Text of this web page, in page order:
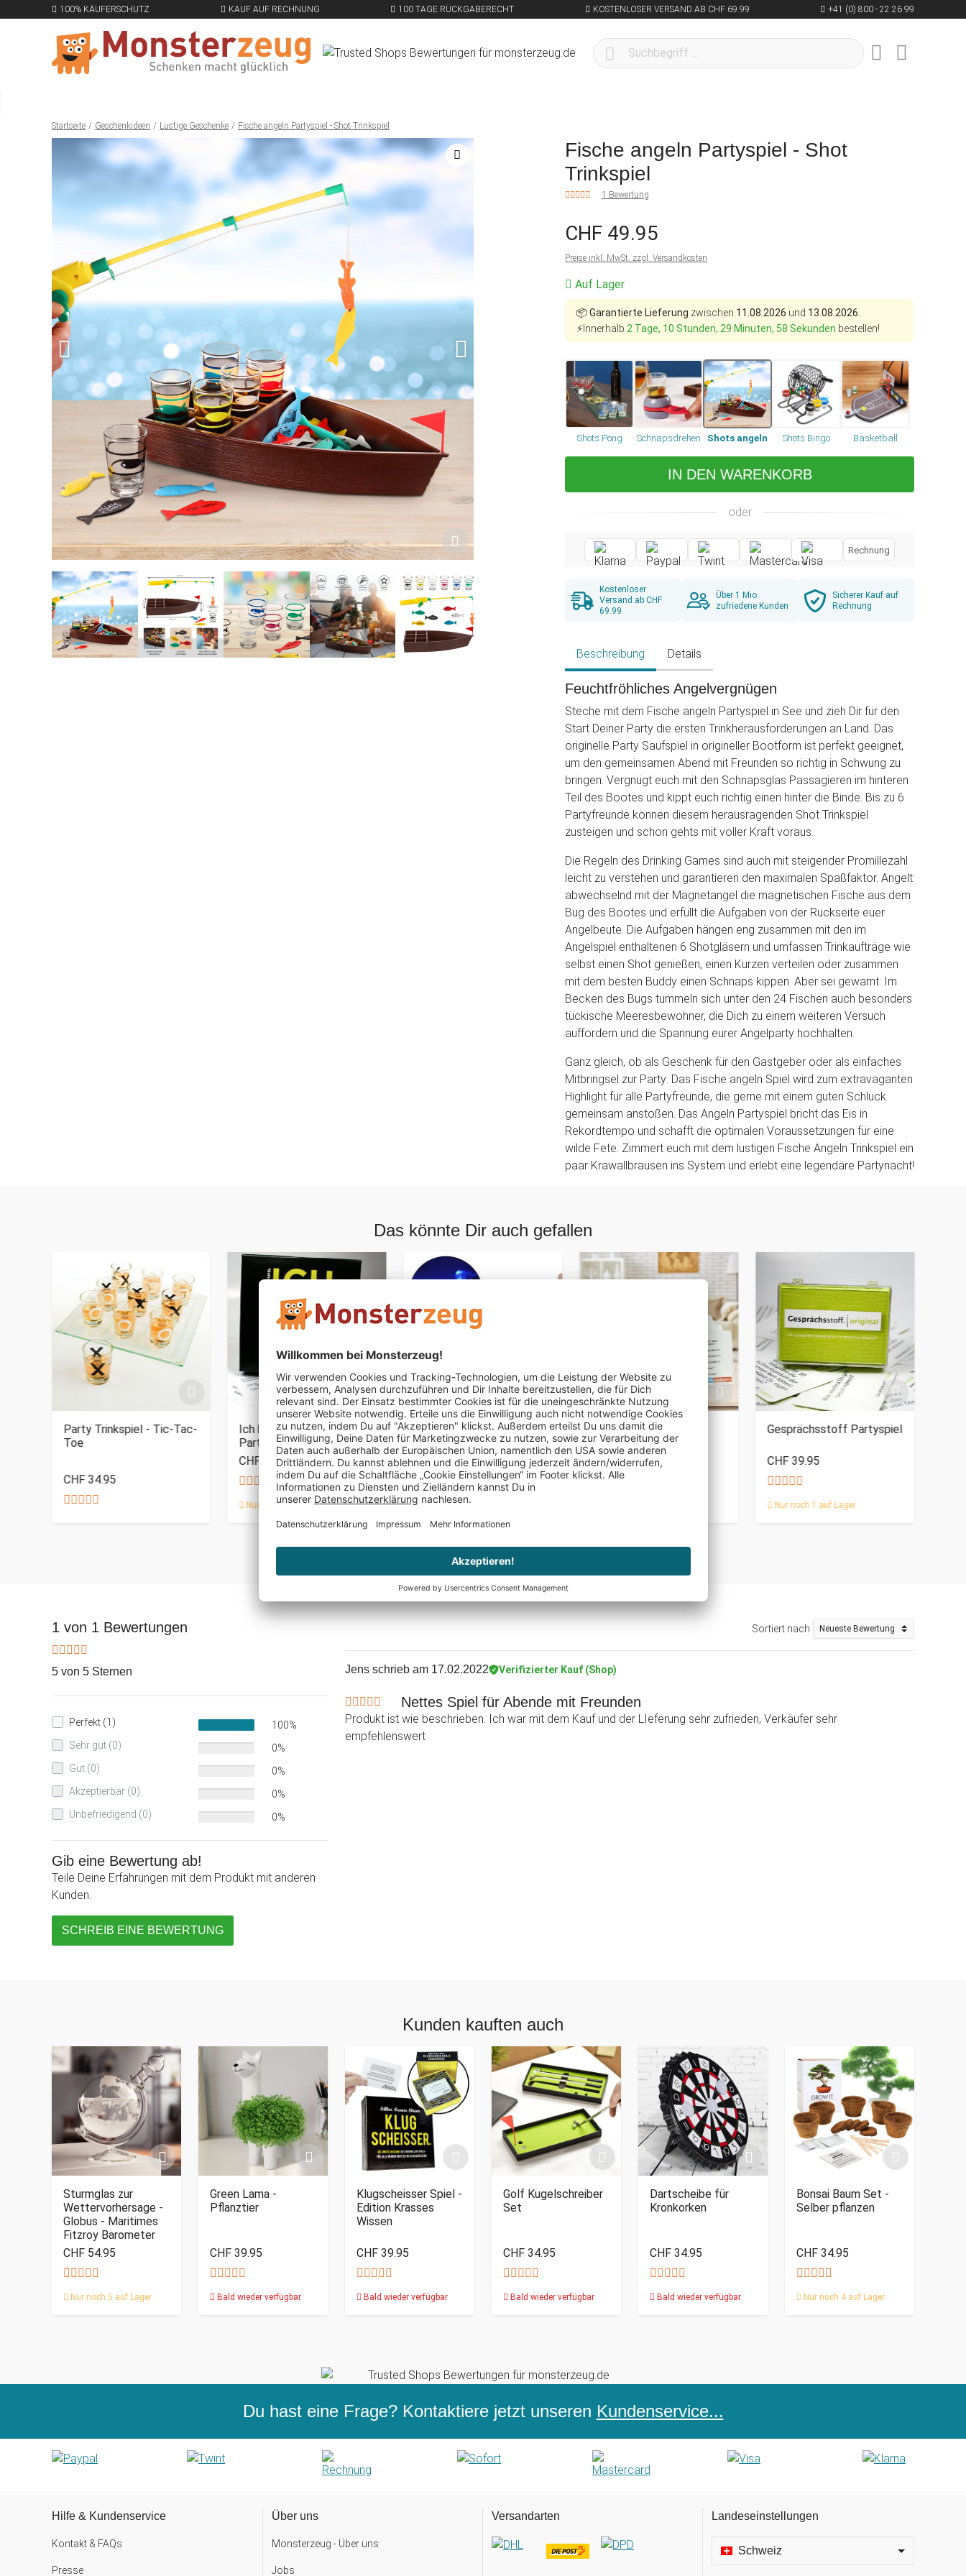
100% KÄUFERSCHUTZ KAUF AUF RECHNUNG 100 TAGE RÜCKGABERECHT KOSTENLOSER VERSAND AB CHF 69.99 +41 (0) 800 - 22 26 99
Startseite Geschenkideen Lustige Geschenke Fische angeln Partyspiel - Shot Trinkspiel
Fische angeln Partyspiel - Shot
Trinkspiel
1 Bewertung
CHF 49.95
Preise inkl. MwSt. zzgl. Versandkosten
Auf Lager
📦Garantierte Lieferung zwischen 11.08.2026 und 13.08.2026.
⚡Innerhalb 2 Tage, 10 Stunden, 29 Minuten, 57 Sekunden bestellen!
Shots Pong Schnapsdrehen Shots angeln Shots Bingo Basketball
IN DEN WARENKORB
oder
Rechnung
Kostenloser
Versand ab CHF
69.99
Über 1 Mio.
zufriedene Kunden
Sicherer Kauf auf
Rechnung
Beschreibung Details
Feuchtfröhliches Angelvergnügen
Steche mit dem Fische angeln Partyspiel in See und zieh Dir für den
Start Deiner Party die ersten Trinkherausforderungen an Land. Das
originelle Party Saufspiel in origineller Bootform ist perfekt geeignet,
um den gemeinsamen Abend mit Freunden so richtig in Schwung zu
bringen. Vergnügt euch mit den Schnapsglas Passagieren im hinteren
Teil des Bootes und kippt euch richtig einen hinter die Binde. Bis zu 6
Partyfreunde können diesem herausragenden Shot Trinkspiel
zusteigen und schon gehts mit voller Kraft voraus.
Die Regeln des Drinking Games sind auch mit steigender Promillezahl
leicht zu verstehen und garantieren den maximalen Spaßfaktor. Angelt
abwechselnd mit der Magnetangel die magnetischen Fische aus dem
Bug des Bootes und erfüllt die Aufgaben von der Rückseite euer
Angelbeute. Die Aufgaben hängen eng zusammen mit den im
Angelspiel enthaltenen 6 Shotgläsern und umfassen Trinkaufträge wie
selbst einen Shot genießen, einen Kurzen verteilen oder zusammen
mit dem besten Buddy einen Schnaps kippen. Aber sei gewarnt: Im
Becken des Bugs tummeln sich unter den 24 Fischen auch besonders
tückische Meeresbewohner, die Dich zu einem weiteren Versuch
auffordern und die Spannung eurer Angelparty hochhalten.
Ganz gleich, ob als Geschenk für den Gastgeber oder als einfaches
Mitbringsel zur Party: Das Fische angeln Spiel wird zum extravaganten
Highlight für alle Partyfreunde, die gerne mit einem guten Schluck
gemeinsam anstoßen. Das Angeln Partyspiel bricht das Eis in
Rekordtempo und schafft die optimalen Voraussetzungen für eine
wilde Fete. Zimmert euch mit dem lustigen Fische Angeln Trinkspiel ein
paar Krawallbrausen ins System und erlebt eine legendäre Partynacht!
Das könnte Dir auch gefallen
Party Trinkspiel - Tic-Tac-
Toe
CHF 34.95
Ich habe noch nie -
Partyspiel
CHF 39.95
Nur noch 4 auf Lager
Domino Schnapsgläser mit
Beleuchtung
CHF 59.95
Ja, Nein, Vielleicht -
Partyspiel
CHF 39.95
Gesprächsstoff Partyspiel
CHF 39.95
Nur noch 1 auf Lager
1 von 1 Bewertungen
5 von 5 Sternen
Perfekt (1)
100%
Sehr gut (0)
0%
Gut (0)
0%
Akzeptierbar (0)
0%
Unbefriedigend (0)
0%
Gib eine Bewertung ab!
Teile Deine Erfahrungen mit dem Produkt mit anderen
Kunden.
SCHREIB EINE BEWERTUNG
Sortiert nach
Jens schrieb am 17.02.2022 Verifizierter Kauf (Shop)
Nettes Spiel für Abende mit Freunden
Produkt ist wie beschrieben. Ich war mit dem Kauf und der LIeferung sehr zufrieden, Verkäufer sehr
empfehlenswert
Kunden kauften auch
Sturmglas zur
Wettervorhersage -
Globus - Maritimes
Fitzroy Barometer
CHF 54.95
Nur noch 5 auf Lager
Green Lama -
Pflanztier
CHF 39.95
Bald wieder verfügbar
Klugscheisser Spiel -
Edition Krasses
Wissen
CHF 39.95
Bald wieder verfügbar
Golf Kugelschreiber
Set
CHF 34.95
Bald wieder verfügbar
Dartscheibe für
Kronkorken
CHF 34.95
Bald wieder verfügbar
Bonsai Baum Set -
Selber pflanzen
CHF 34.95
Nur noch 4 auf Lager
Du hast eine Frage? Kontaktiere jetzt unseren Kundenservice...
Hilfe & Kundenservice
Kontakt & FAQs
Presse
Über uns
Monsterzeug - Über uns
Jobs
Versandarten Landeseinstellungen
Schweiz